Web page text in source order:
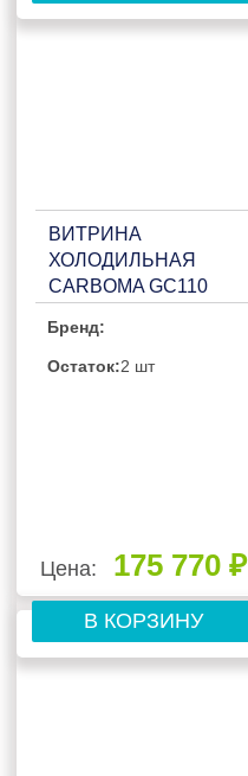
ВИТРИНА
ХОЛОДИЛЬНАЯ
CARBOMA GC110
БОКОВИНАМИ,
ДИНАМИКА)
Бренд:
Остаток:2 шт
Цена: 175 770 ₽
В КОРЗИНУ